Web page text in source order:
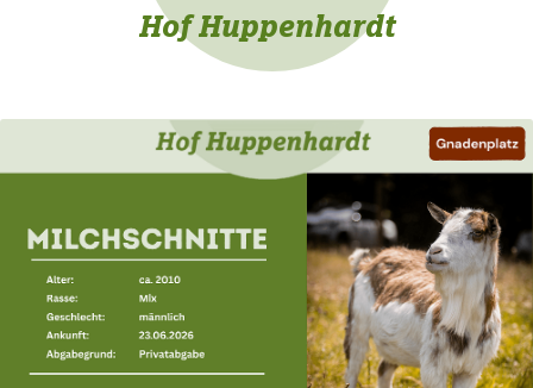
Hof Huppenhardt